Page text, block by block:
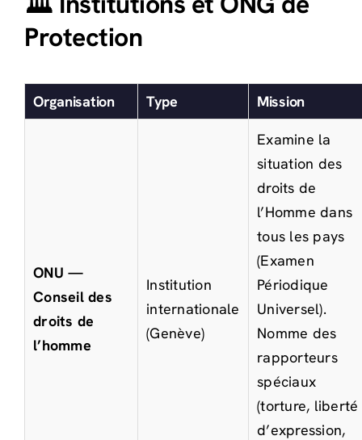
Protection
Organisation Type Mission
ONU —
Conseil des
droits de
l’homme
Institution
internationale
(Genève)
Examine la
situation des
droits de
l’Homme dans
tous les pays
(Examen
Périodique
Universel).
Nomme des
rapporteurs
spéciaux
(torture, liberté
d’expression,